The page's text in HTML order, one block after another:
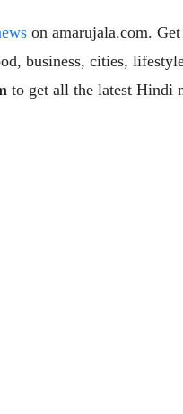
on amarujala.com.
business, cities,
to get all the latest Hindi